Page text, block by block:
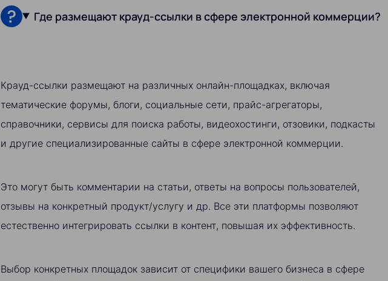
Где размещают крауд-ссылки в сфере электронной коммерции?
Крауд-ссылки размещают на различных онлайн-площадках, включая
тематические форумы, блоги, социальные сети, прайс-агрегаторы,
справочники, сервисы для поиска работы, видеохостинги, отзовики, подкасты
и другие специализированные сайты в сфере электронной коммерции.
Это могут быть комментарии на статьи, ответы на вопросы пользователей,
отзывы на конкретный продукт/услугу и др. Все эти платформы позволяют
естественно интегрировать ссылки в контент, повышая их эффективность.
Выбор конкретных площадок зависит от специфики вашего бизнеса в сфере